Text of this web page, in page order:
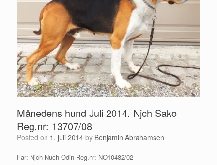
Månedens hund Juli 2014. Njch Sako
Reg.nr: 13707/08
Posted on 1. juli 2014 by Benjamin Abrahamsen
Far: Njch Nuch Odin Reg.nr: NO10482/02